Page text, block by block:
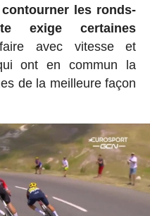
les ronds-
exige certaines
avec vitesse et
ont en commun la
de la meilleure façon